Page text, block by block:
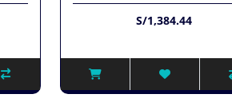
S/1,384.44